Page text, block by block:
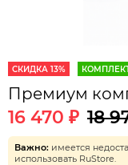
СКИДКА 13%
Премиум
16 470 ₽ 18
Важно: имеется
использовать RuStore.